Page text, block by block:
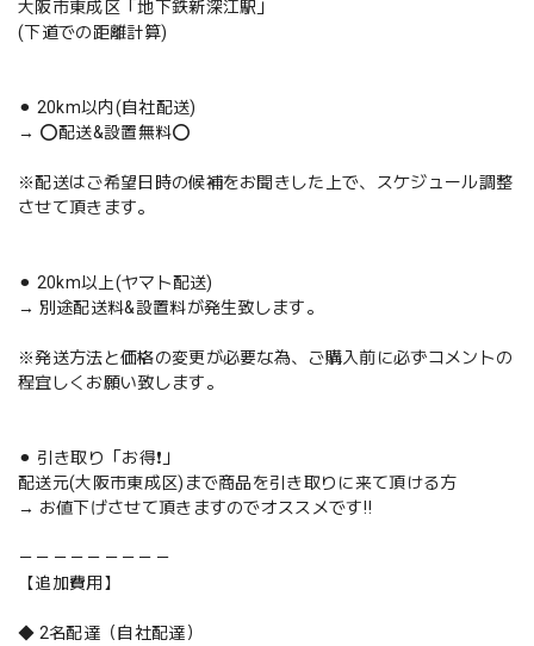
大阪市東成区「地下鉄新深江駅」
(下道での距離計算)
⚫︎ 20km以内(自社配送)
→ ⭕️配送&設置無料⭕️
※配送はご希望日時の候補をお聞きした上で、スケジュール調整
させて頂きます。
⚫︎ 20km以上(ヤマト配送)
→ 別途配送料&設置料が発生致します。
※発送方法と価格の変更が必要な為、ご購入前に必ずコメントの
程宜しくお願い致します。
⚫︎ 引き取り「お得❗️」
配送元(大阪市東成区)まで商品を引き取りに来て頂ける方
→ お値下げさせて頂きますのでオススメです‼️
－－－－－－－－－
【追加費用】
◆ 2名配達（自社配達）